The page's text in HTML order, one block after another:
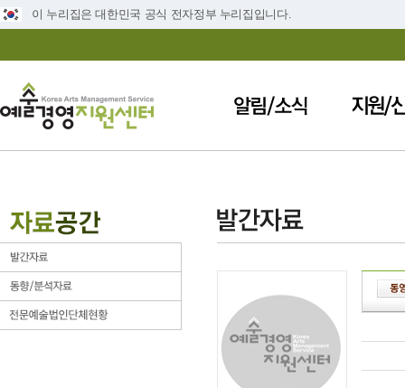
이 누리집은 대한민국 공식 전자정부 누리집입니다.